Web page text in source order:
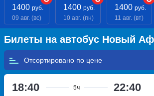
1400 руб.
09 авг. (вс)
1400 руб.
10 авг. (пн)
1400 руб.
11 авг. (вт)
Билеты на автобус Новый
Отсортировано по
18:40 5ч 22:40